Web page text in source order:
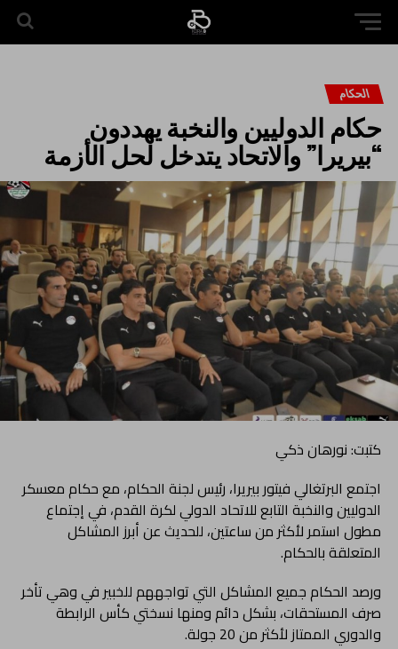
الحكام
حكام الدوليين والنخبة يهددون
“بيريرا” والاتحاد يتدخل لحل الأزمة
كتبت: نورهان ذكي
اجتمع البرتغالي فيتور بيريرا، رئيس لجنة الحكام، مع حكام معسكر
الدوليين والنخبة التابع للاتحاد الدولي لكرة القدم، في إجتماع
مطول استمر لأكثر من ساعتين، للحديث عن أبرز المشاكل
المتعلقة بالحكام.
ورصد الحكام جميع المشاكل التي تواجههم للخبير في وهي تأخر
صرف المستحقات، بشكل دائم ومنها نسختي كأس الرابطة
والدوري الممتاز لأكثر من 20 جولة.